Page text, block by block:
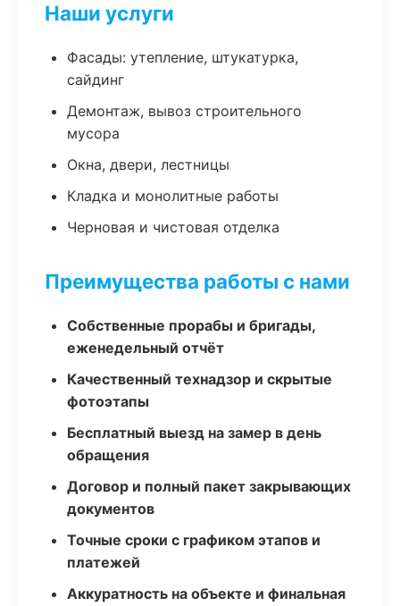
Наши услуги
Фасады: утепление, штукатурка,
сайдинг
Демонтаж, вывоз строительного
мусора
Окна, двери, лестницы
Кладка и монолитные работы
Черновая и чистовая отделка
Преимущества работы с нами
Собственные прорабы и бригады,
еженедельный отчёт
Качественный технадзор и скрытые
фотоэтапы
Бесплатный выезд на замер в день
обращения
Договор и полный пакет закрывающих
документов
Точные сроки с графиком этапов и
платежей
Аккуратность на объекте и финальная